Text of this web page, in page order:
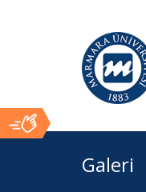
Galeri